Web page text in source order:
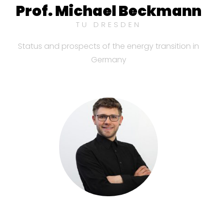
Prof. Michael Beckmann
TU DRESDEN
Status and prospects of the energy transition in
Germany